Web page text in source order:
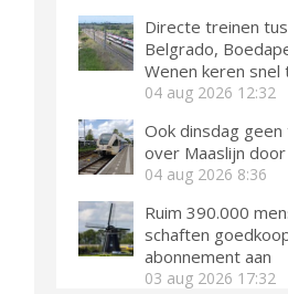
Directe treinen
Belgrado,
Wenen keren snel
04 aug 2026 12:32
Ook dinsdag geen
over Maaslijn
04 aug 2026 8:36
Ruim 390.000
schaften
abonnement aan
03 aug 2026 17:32